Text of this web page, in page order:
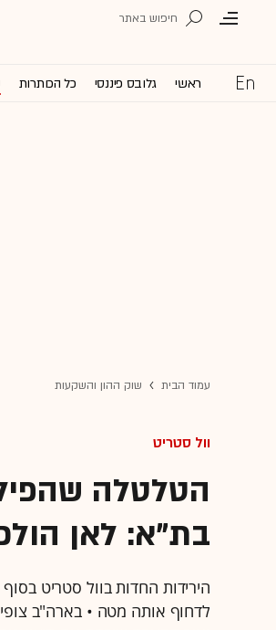
ראשי גלובס פיננסי כל הכותרות
עמוד הבית שוק ההון והשקעות
וול סטריט
הטלטלה
בת"א: לאן
הירידות החדות בוול סטריט
לדחוף אותה מטה • בארה"ב